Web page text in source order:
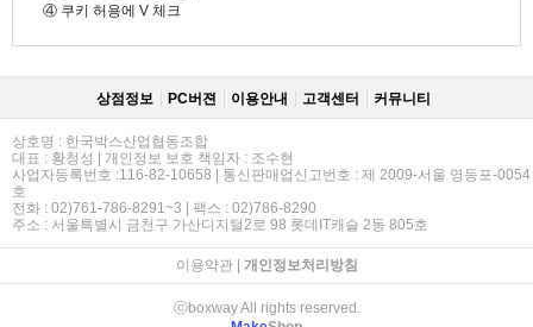
④ 쿠키 허용에 V 체크
상점정보 PC버젼 이용안내 고객센터 커뮤니티
상호명 : 한국박스산업협동조합
대표 : 황청성 | 개인정보 보호 책임자 : 조수현
사업자등록번호 :116-82-10658 | 통신판매업신고번호 : 제 2009-서울 영등포-0054
호
전화 : 02)761-786-8291~3 | 팩스 : 02)786-8290
주소 : 서울특별시 금천구 가산디지털2로 98 롯데IT캐슬 2동 805호
이용약관| 개인정보처리방침
ⓒboxway All rights reserved.